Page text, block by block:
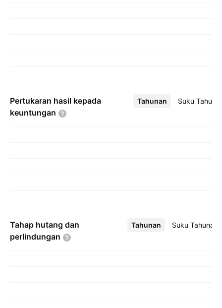
Pertukaran hasil kepada
keuntungan
Tahunan Suku
Lebih
Tahap hutang dan
perlindungan
Tahunan Suku Tahunan
Lebih